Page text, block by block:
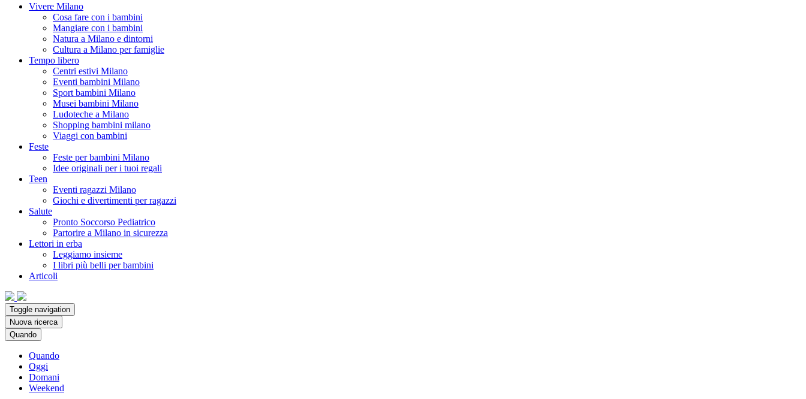
Vivere Milano
Cosa fare con i bambini
Mangiare con i bambini
Natura a Milano e dintorni
Cultura a Milano per famiglie
Tempo libero
Centri estivi Milano
Eventi bambini Milano
Sport bambini Milano
Musei bambini Milano
Ludoteche a Milano
Shopping bambini milano
Viaggi con bambini
Feste
Feste per bambini Milano
Idee originali per i tuoi regali
Teen
Eventi ragazzi Milano
Giochi e divertimenti per ragazzi
Salute
Pronto Soccorso Pediatrico
Partorire a Milano in sicurezza
Lettori in erba
Leggiamo insieme
I libri più belli per bambini
Articoli
Toggle navigation
Nuova ricerca
Quando
Quando
Oggi
Domani
Weekend